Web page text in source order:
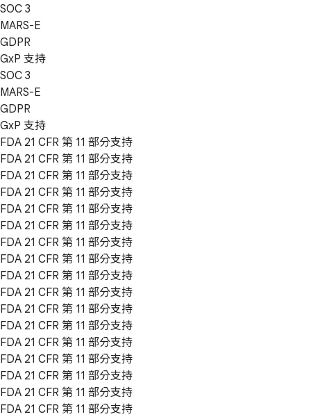
SOC 3
MARS-E
GDPR
GxP 支持
SOC 3
MARS-E
GDPR
GxP 支持
FDA 21 CFR 第 11 部分支持
FDA 21 CFR 第 11 部分支持
FDA 21 CFR 第 11 部分支持
FDA 21 CFR 第 11 部分支持
FDA 21 CFR 第 11 部分支持
FDA 21 CFR 第 11 部分支持
FDA 21 CFR 第 11 部分支持
FDA 21 CFR 第 11 部分支持
FDA 21 CFR 第 11 部分支持
FDA 21 CFR 第 11 部分支持
FDA 21 CFR 第 11 部分支持
FDA 21 CFR 第 11 部分支持
FDA 21 CFR 第 11 部分支持
FDA 21 CFR 第 11 部分支持
FDA 21 CFR 第 11 部分支持
FDA 21 CFR 第 11 部分支持
FDA 21 CFR 第 11 部分支持